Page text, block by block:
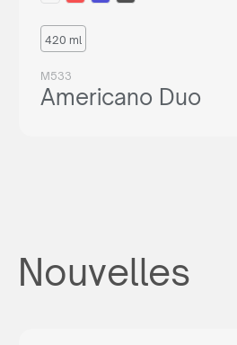
420 ml
M533
Americano Duo
Nouvelles